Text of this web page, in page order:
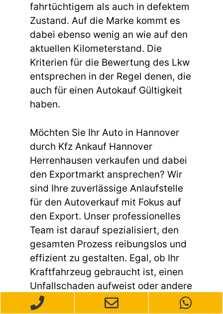
fahrtüchtigem als auch in defektem
Zustand. Auf die Marke kommt es
dabei ebenso wenig an wie auf den
aktuellen Kilometerstand. Die
Kriterien für die Bewertung des Lkw
entsprechen in der Regel denen, die
auch für einen Autokauf Gültigkeit
haben.
Möchten Sie Ihr Auto in Hannover
durch Kfz Ankauf Hannover
Herrenhausen verkaufen und dabei
den Exportmarkt ansprechen? Wir
sind Ihre zuverlässige Anlaufstelle
für den Autoverkauf mit Fokus auf
den Export. Unser professionelles
Team ist darauf spezialisiert, den
gesamten Prozess reibungslos und
effizient zu gestalten. Egal, ob Ihr
Kraftfahrzeug gebraucht ist, einen
Unfallschaden aufweist oder andere
Mängel hat – wir kaufen Ihr Auto